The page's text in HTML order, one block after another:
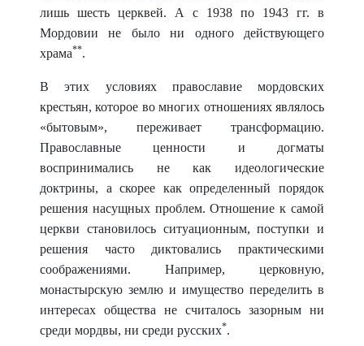
лишь шесть церквей. А с 1938 по 1943 гг. в
Мордовии не было ни одного действующего
храма**.
В этих условиях православие мордовских
крестьян, которое во многих отношениях являлось
«бытовым», переживает трансформацию.
Православные ценности и догматы
воспринимались не как идеологические
доктрины, а скорее как определенный порядок
решения насущных проблем. Отношение к самой
церкви становилось ситуационным, поступки и
решения часто диктовались практическими
соображениями. Например, церковную,
монастырскую землю и имущество переделить в
интересах общества не считалось зазорным ни
среди мордвы, ни среди русских*.